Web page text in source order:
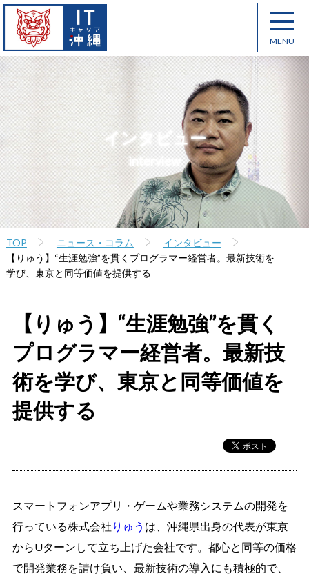
インタビュー
interview
TOP ニュース・コラム
インタビュー
【りゅう】“生涯勉強”を貫くプログラマー経営者。最新技術を
学び、東京と同等価値を提供する
【りゅう】“生涯勉強”を貫く
プログラマー経営者。最新技
術を学び、東京と同等価値を
提供する
スマートフォンアプリ・ゲームや業務システムの開発を
行っている株式会社 りゅう は、沖縄県出身の代表が東京
からUターンして立ち上げた会社です。都心と同等の価格
で開発業務を請け負い、最新技術の導入にも積極的で、